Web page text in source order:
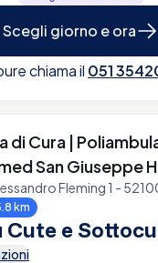
Scegli giorno e ora
chiama il 051
di Cura |
San Giuseppe
Fleming 1 -
km
Cute e